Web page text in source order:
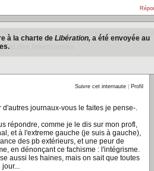
à la charte de Libération, a été envoyée au
Suivre cet internaute
et des informations
Suivre cet internaute Profil
d'autres journaux-vous le faites je pense-.
répondre, comme je le dis sur mon profl,
et à l'extreme gauche (je suis à gauche),
des pb extérieurs, et une peur de
en dénonçant ce fachisme : l'intégrisme.
aussi les haines, mais on sait que toutes
jour...